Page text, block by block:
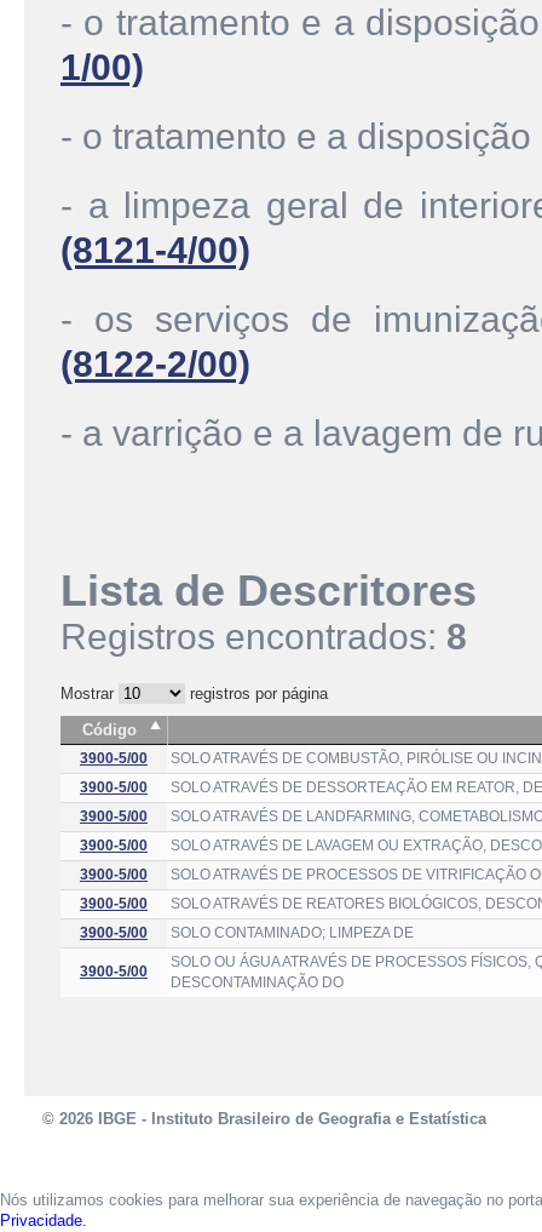
- o tratamento e a
1/00)
- o tratamento e a
- a limpeza geral de
(8121-4/00)
- os serviços de
(8122-2/00)
- a varrição e a lavagem de
Lista de Descritores
Registros encontrados: 8
Mostrar
registros por página
Código
3900-5/00
SOLO ATRAVÉS DE COMBUSTÃO, PIRÓLISE OU
3900-5/00
SOLO ATRAVÉS DE DESSORTEAÇÃO EM REATOR,
3900-5/00
SOLO ATRAVÉS DE LANDFARMING,
3900-5/00
SOLO ATRAVÉS DE LAVAGEM OU EXTRAÇÃO,
3900-5/00
SOLO ATRAVÉS DE PROCESSOS DE VITRIFICAÇÃO
3900-5/00
SOLO ATRAVÉS DE REATORES BIOLÓGICOS,
3900-5/00
SOLO CONTAMINADO; LIMPEZA DE
3900-5/00
SOLO OU ÁGUA ATRAVÉS DE PROCESSOS
DESCONTAMINAÇÃO DO
© 2026 IBGE - Instituto Brasileiro de Geografia e Estatística
Nós utilizamos cookies para melhorar sua experiência de navegação no
Privacidade.